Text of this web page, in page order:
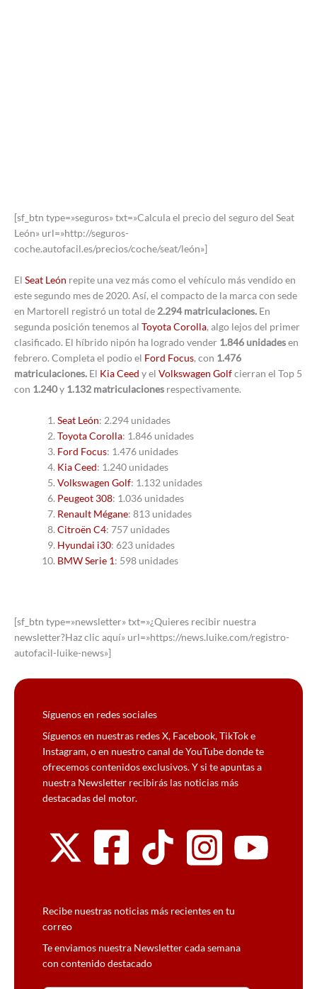
[sf_btn type=»seguros» txt=»Calcula el precio del seguro del Seat
León» url=»http://seguros-
coche.autofacil.es/precios/coche/seat/león»]
El Seat León repite una vez más como el vehículo más vendido en
este segundo mes de 2020. Así, el compacto de la marca con sede
en Martorell registró un total de 2.294 matriculaciones. En
segunda posición tenemos al Toyota Corolla, algo lejos del primer
clasificado. El híbrido nipón ha logrado vender 1.846 unidadesen
febrero. Completa el podio el Ford Focus, con 1.476
matriculaciones. El Kia Ceed y el Volkswagen Golfcierran el Top 5
con 1.240y 1.132 matriculaciones respectivamente.
Seat León: 2.294 unidades
Toyota Corolla: 1.846 unidades
Ford Focus: 1.476 unidades
Kia Ceed: 1.240 unidades
Volkswagen Golf: 1.132 unidades
Peugeot 308: 1.036 unidades
Renault Mégane: 813 unidades
Citroën C4: 757 unidades
Hyundai i30: 623 unidades
BMW Serie 1: 598 unidades
[sf_btn type=»newsletter» txt=»¿Quieres recibir nuestra
newsletter?Haz clic aquí» url=»https://news.luike.com/registro-
autofacil-luike-news»]
Síguenos en redes sociales
Síguenos en nuestras redes X, Facebook, TikTok e
Instagram, o en nuestro canal de YouTube donde te
ofrecemos contenidos exclusivos. Y si te apuntas a
nuestra Newsletter recibirás las noticias más
destacadas del motor.
Recibe nuestras noticias más recientes en tu
correo
Te enviamos nuestra Newsletter cada semana
con contenido destacado